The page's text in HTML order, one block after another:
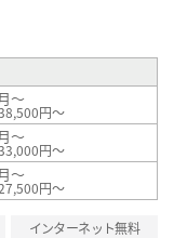
～
円～
～
円～
～
円～
インターネット無料